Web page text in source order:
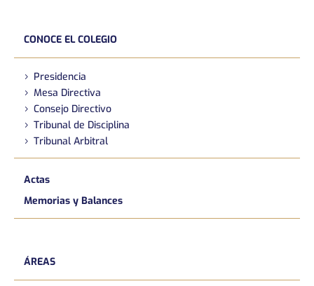
CONOCE EL COLEGIO
Presidencia
Mesa Directiva
Consejo Directivo
Tribunal de Disciplina
Tribunal Arbitral
Actas
Memorias y Balances
ÁREAS